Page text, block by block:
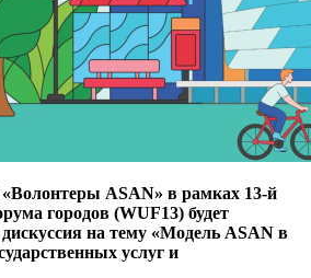
ASAN» в рамках 13-й
городов (WUF13) будет
на тему «Модель ASAN в
услуг и